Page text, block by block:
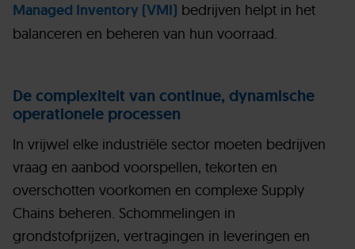
Managed Inventory (VMI) bedrijven helpt in het
balanceren en beheren van hun voorraad.
De complexiteit van continue, dynamische
operationele processen
In vrijwel elke industriële sector moeten bedrijven
vraag en aanbod voorspellen, tekorten en
overschotten voorkomen en complexe Supply
Chains beheren. Schommelingen in
grondstofprijzen, vertragingen in leveringen en